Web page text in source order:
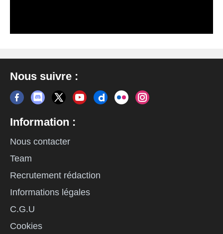
Nous suivre :
Information :
Nous contacter
Team
Recrutement rédaction
Informations légales
C.G.U
Cookies